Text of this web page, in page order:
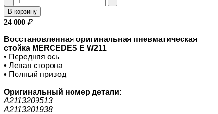
В корзину
24 000 ₽
Восстановленная оригинальная пневматическая
стойка MERCEDES E W211
• Передняя ось
• Левая сторона
• Полный привод
Оригинальный номер детали:
A2113209513
A2113201938